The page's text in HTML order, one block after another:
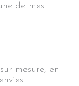
de mes
mesure, en